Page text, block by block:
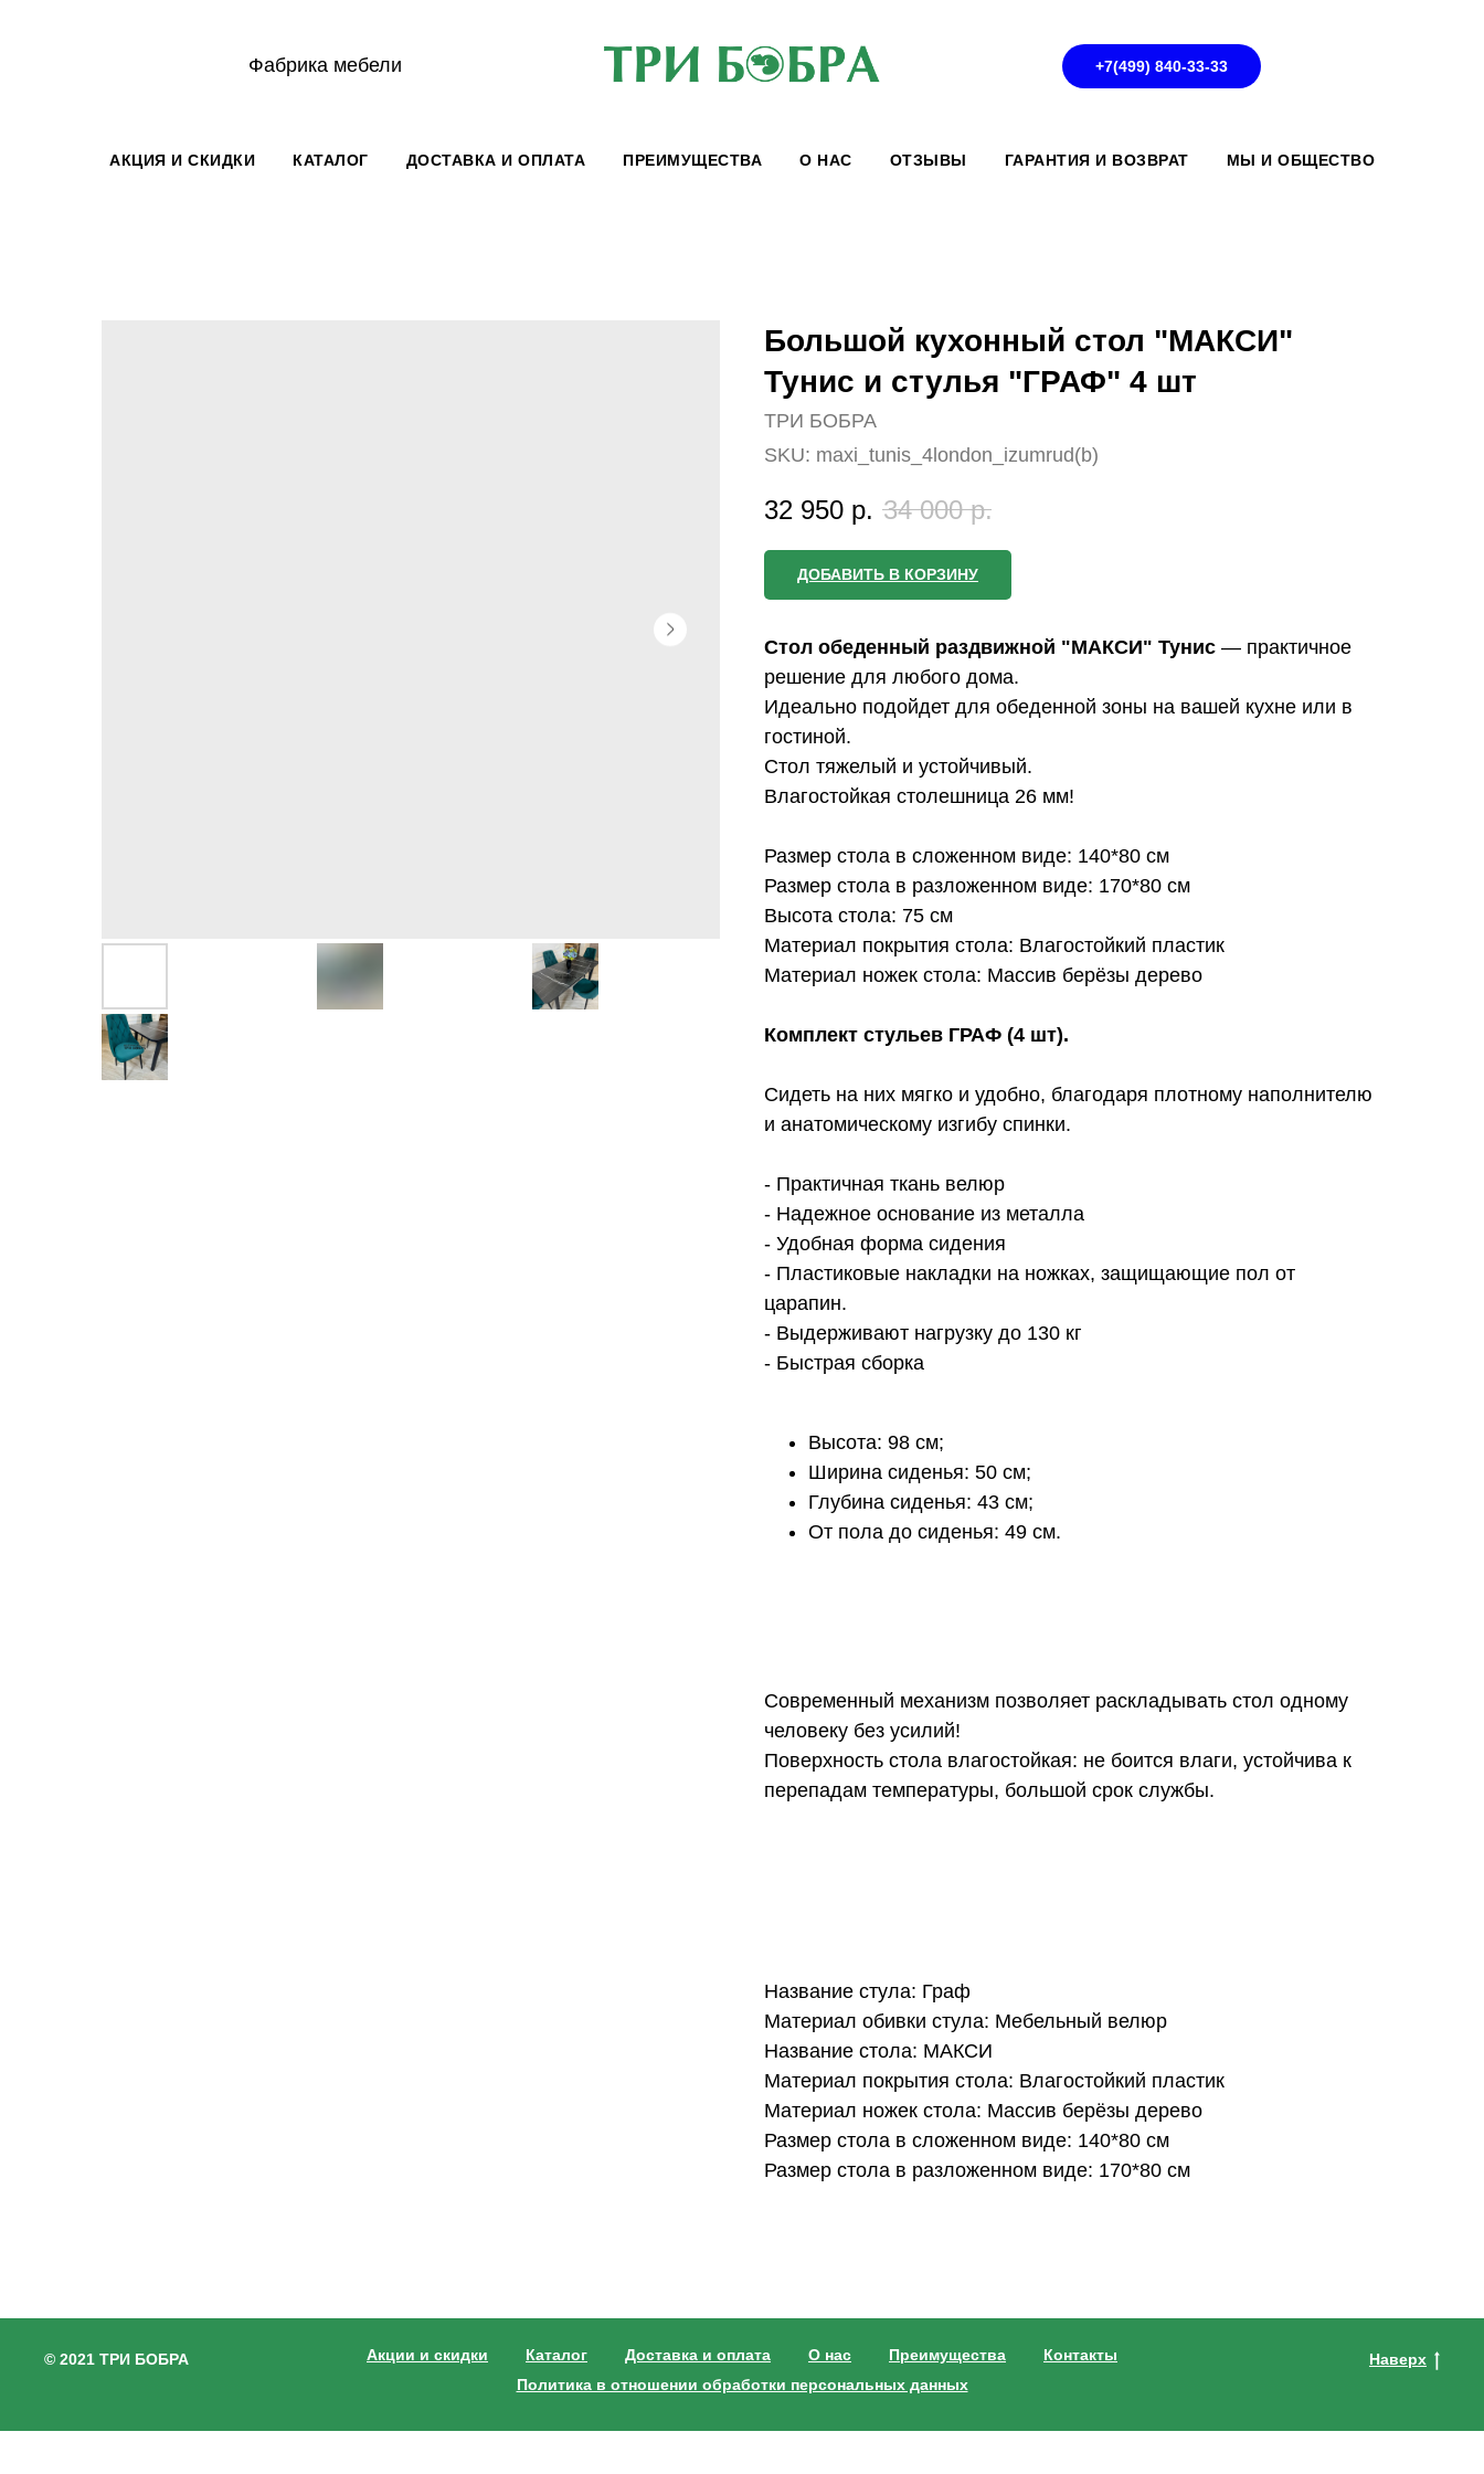
Фабрика мебели +7(499) 840-33-33
АКЦИЯ И СКИДКИ КАТАЛОГ ДОСТАВКА И ОПЛАТА ПРЕИМУЩЕСТВА О НАС ОТЗЫВЫ ГАРАНТИЯ И ВОЗВРАТ МЫ И ОБЩЕСТВО
Большой кухонный стол "МАКСИ"
Тунис и стулья "ГРАФ" 4 шт
ТРИ БОБРА
SKU: maxi_tunis_4london_izumrud(b)
32 950 р. 34 000 р.
ДОБАВИТЬ В КОРЗИНУ
Стол обеденный раздвижной "МАКСИ" Тунис — практичное
решение для любого дома.
Идеально подойдет для обеденной зоны на вашей кухне или в
гостиной.
Стол тяжелый и устойчивый.
Влагостойкая столешница 26 мм!
Размер стола в сложенном виде: 140*80 см
Размер стола в разложенном виде: 170*80 см
Высота стола: 75 см
Материал покрытия стола: Влагостойкий пластик
Материал ножек стола: Массив берёзы дерево
Комплект стульев ГРАФ (4 шт).
Сидеть на них мягко и удобно, благодаря плотному наполнителю
и анатомическому изгибу спинки.
- Практичная ткань велюр
- Надежное основание из металла
- Удобная форма сидения
- Пластиковые накладки на ножках, защищающие пол от
царапин.
- Выдерживают нагрузку до 130 кг
- Быстрая сборка
Высота: 98 см;
Ширина сиденья: 50 см;
Глубина сиденья: 43 см;
От пола до сиденья: 49 см.
Современный механизм позволяет раскладывать стол одному
человеку без усилий!
Поверхность стола влагостойкая: не боится влаги, устойчива к
перепадам температуры, большой срок службы.
Название стула: Граф
Материал обивки стула: Мебельный велюр
Название стола: МАКСИ
Материал покрытия стола: Влагостойкий пластик
Материал ножек стола: Массив берёзы дерево
Размер стола в сложенном виде: 140*80 см
Размер стола в разложенном виде: 170*80 см
© 2021 ТРИ БОБРА Акции и скидки Каталог Доставка и оплата О нас Преимущества
Контакты
Политика в отношении обработки персональных данных
Наверх